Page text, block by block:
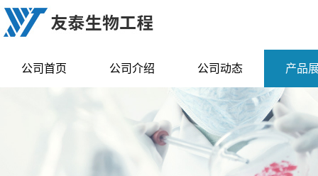
公司首页 公司介绍 公司动态 产品